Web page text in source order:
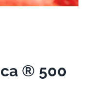
® 500